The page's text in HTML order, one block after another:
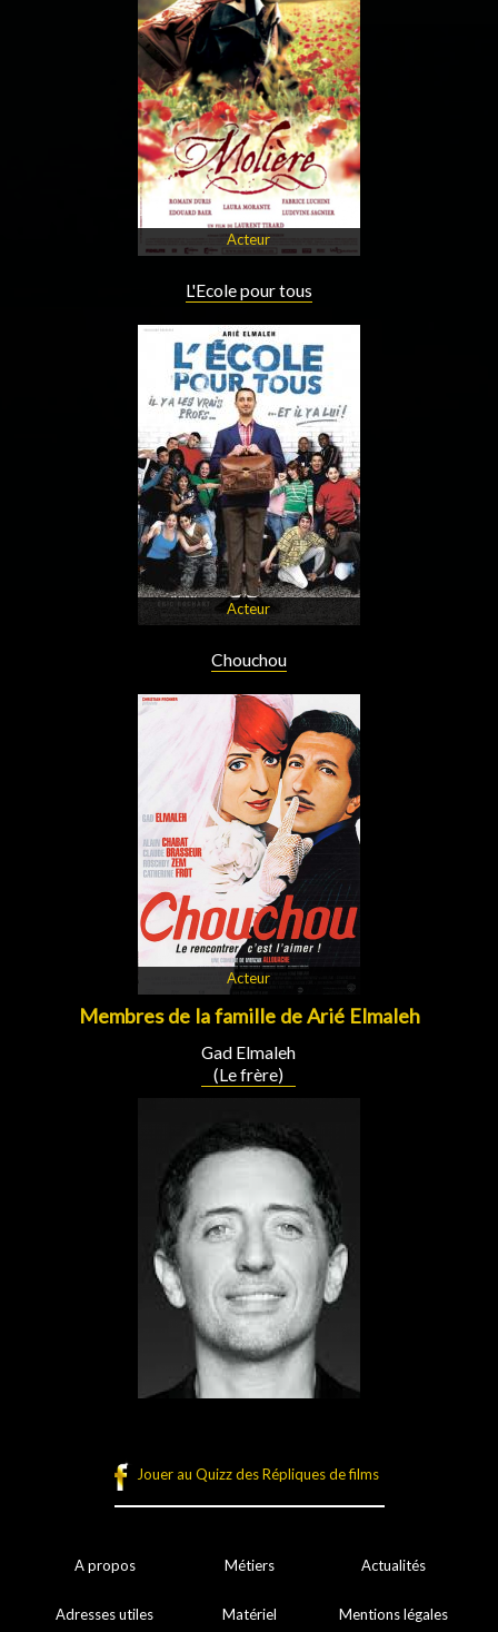
Acteur
L'Ecole pour tous
Acteur
Chouchou
Acteur
Membres de la famille de Arié Elmaleh
Gad Elmaleh
(Le frère)
Jouer au Quizz des Répliques de films
A propos Métiers Actualités
Adresses utiles Matériel Mentions légales